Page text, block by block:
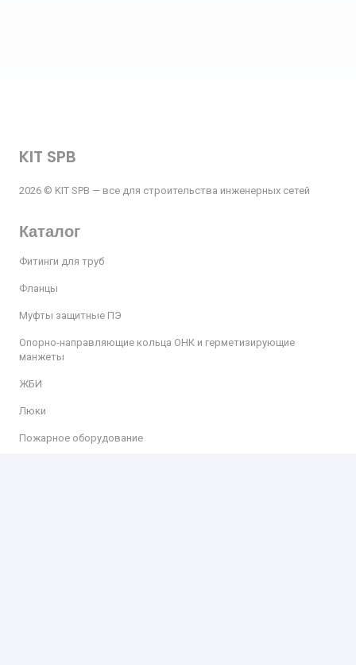
KIT SPB
2026 © KIT SPB — все для строительства инженерных сетей
Каталог
Фитинги для труб
Фланцы
Муфты защитные ПЭ
Опорно-направляющие кольца ОНК и герметизирующие
манжеты
ЖБИ
Люки
Пожарное оборудование